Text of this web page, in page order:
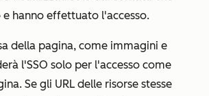
e hanno effettuato l'accesso.
della pagina, come immagini e
l'SSO solo per l'accesso come
Se gli URL delle risorse stesse